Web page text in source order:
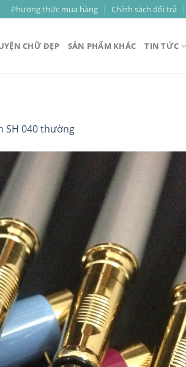
Phương thức mua hàng Chính sách đổi trả
CHỮ ĐẸP SẢN PHẨM KHÁC TIN TỨC
SH 040 thường